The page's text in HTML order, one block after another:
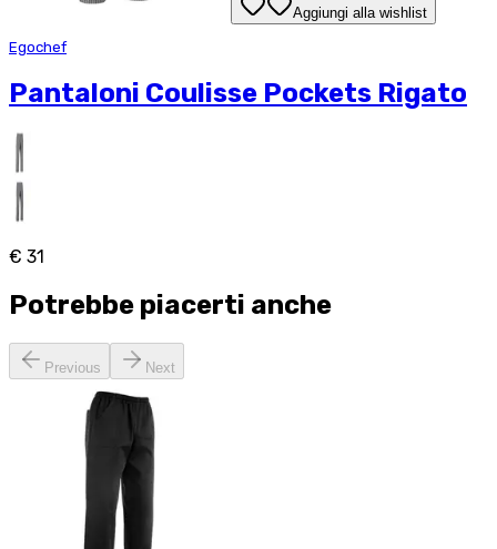
Aggiungi alla wishlist
Egochef
Pantaloni Coulisse Pockets Rigato
€ 31
Potrebbe piacerti anche
Previous Next